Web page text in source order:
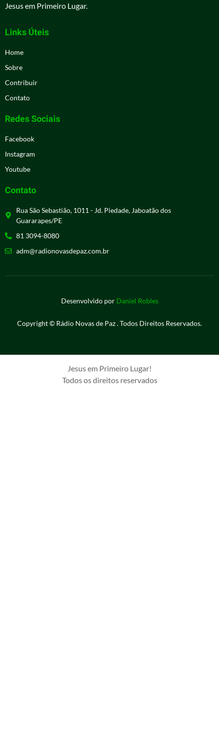
Jesus em Primeiro Lugar.
Links Úteis
Home
Sobre
Contribuir
Contato
Redes Sociais
Facebook
Instagram
Youtube
Contato
Rua São Sebastião, 1011 - Jd. Piedade, Jaboatão dos
Guararapes/PE
81 3094-8080
adm@radionovasdepaz.com.br
Desenvolvido por Daniel Robles
Copyright © Rádio Novas de Paz . Todos Direitos Reservados.
Jesus em Primeiro Lugar!
Todos os direitos reservados